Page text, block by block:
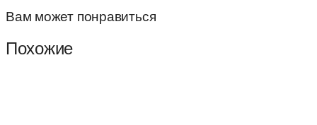
Вам может понравиться
Похожие